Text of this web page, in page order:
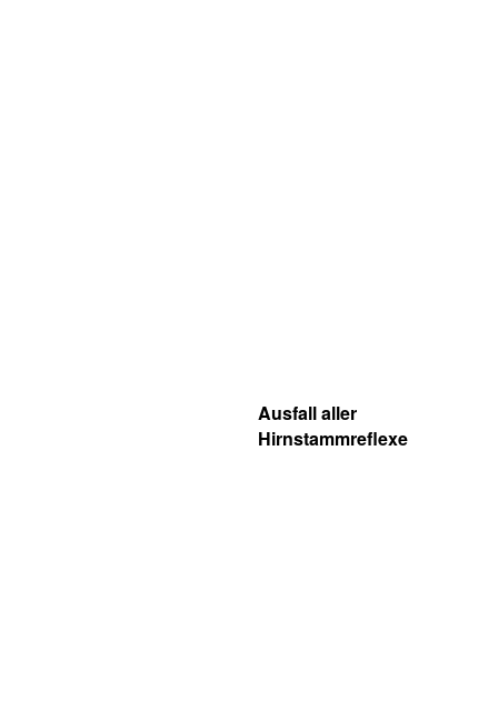
Ausfall aller
Hirnstammreflexe